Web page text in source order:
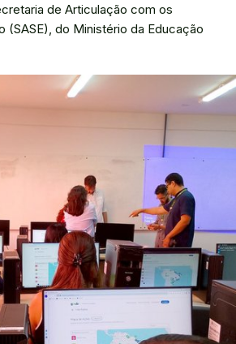
de Articulação com os
(SASE), do Ministério da Educação